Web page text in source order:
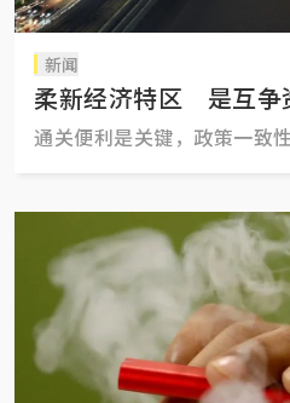
新闻
柔新经济特区 是互争
通关便利是关键，政策一致